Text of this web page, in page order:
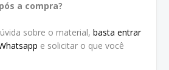
a compra?
sobre o material, basta entrar
e solicitar o que você